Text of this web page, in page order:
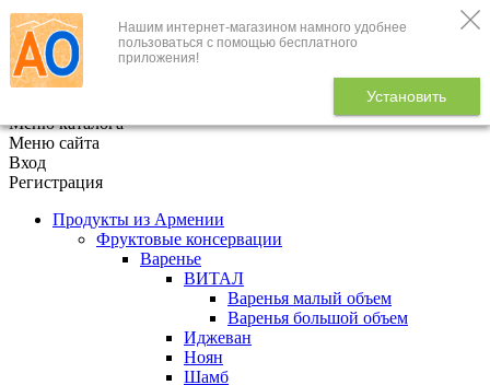
Нашим интернет-магазином намного удобнее
пользоваться с помощью бесплатного
приложения!
Установить
+7 (495) 646-888-1
В корзине
Меню каталога
Меню сайта
Вход
Регистрация
Продукты из Армении
Фруктовые консервации
Варенье
ВИТАЛ
Варенья малый объем
Варенья большой объем
Иджеван
Ноян
Шамб